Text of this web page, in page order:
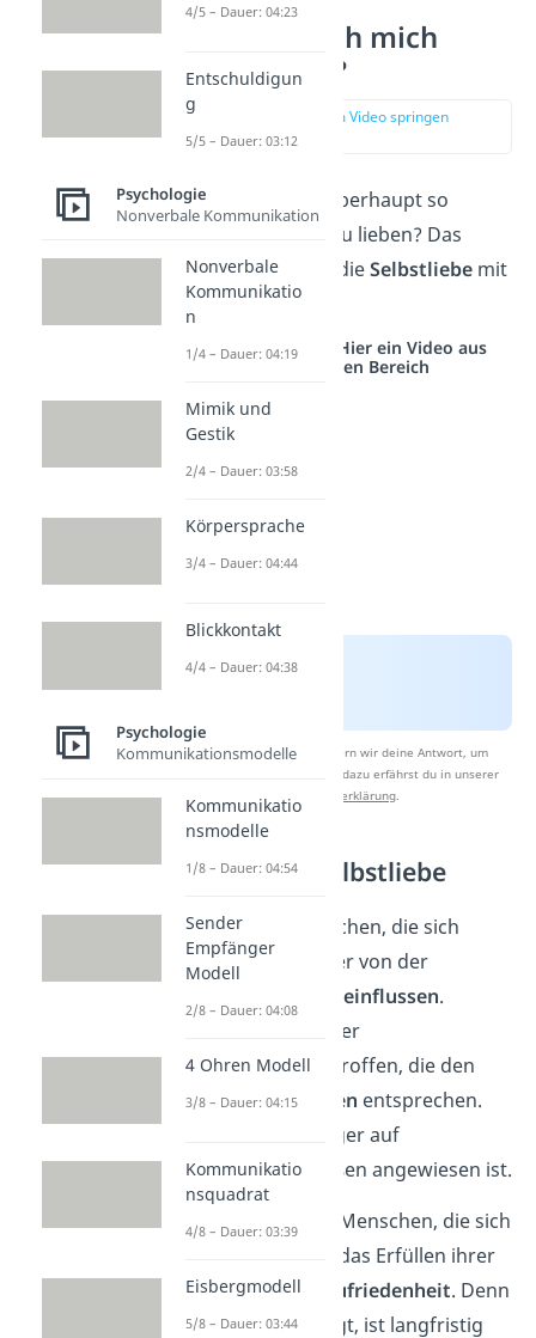
Warum soll ich mich
selbst lieben?
zur Stelle im Video springen
(00:42)
Aber warum ist es überhaupt so
wichtig, sich selbst zu lieben? Das
zeigen dieVorteile , dieSelbstliebemit
sich bringt.
Studyflix vernetzt: Hier ein Video aus
einem anderen Bereich
Nach Beantwortung speichern wir deine Antwort, um
Studyflix zu verbessern. Mehr dazu erfährst du in unserer
Datenschutzerklärung.
Vorteile von Selbstliebe
So lassen sich Menschen, die sich
selbst lieben, weniger von der
beeinflussen.
Dadurch werden öfter
Entscheidungengetroffen, die den
eigenenBedürfnissen entsprechen.
Wodurch man weniger auf
Bestätigung von außen angewiesen ist.
Zusätzlich erlangen Menschen, die sich
selbst lieben, durch das Erfüllen ihrer
Bedürfnisse mehr
Zufriedenheit. Denn
wer gut für sich sorgt, ist langfristig
4/5 – Dauer: 04:23
Entschuldigun
g
5/5 – Dauer: 03:12
Psychologie
Nonverbale Kommunikation
Nonverbale
Kommunikatio
n
1/4 – Dauer: 04:19
Mimik und
Gestik
2/4 – Dauer: 03:58
Körpersprache
3/4 – Dauer: 04:44
Blickkontakt
4/4 – Dauer: 04:38
Psychologie
Kommunikationsmodelle
Kommunikatio
nsmodelle
1/8 – Dauer: 04:54
Sender
Empfänger
Modell
2/8 – Dauer: 04:08
4 Ohren Modell
3/8 – Dauer: 04:15
Kommunikatio
nsquadrat
4/8 – Dauer: 03:39
Eisbergmodell
5/8 – Dauer: 03:44